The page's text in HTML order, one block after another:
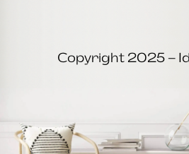
Copyright 2025 –